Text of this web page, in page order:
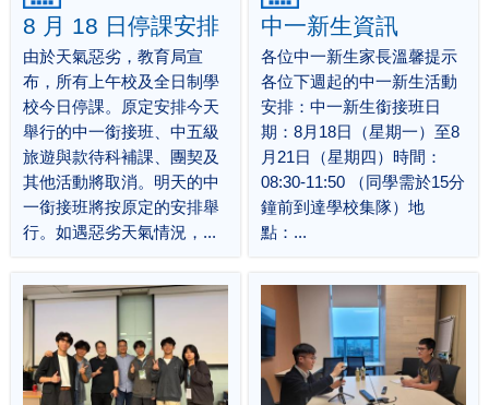
8 月 18 日停課安排
由於天氣惡劣，教育局宣
布，所有上午校及全日制學
校今日停課。原定安排今天
舉行的中一銜接班、中五級
旅遊與款待科補課、團契及
其他活動將取消。明天的中
一銜接班將按原定的安排舉
行。如遇惡劣天氣情況，...
中一新生資訊
各位中一新生家長溫馨提示
各位下週起的中一新生活動
安排：中一新生銜接班日
期：8月18日（星期一）至8
月21日（星期四）時間：
08:30-11:50 （同學需於15分
鐘前到達學校集隊）地
點：...